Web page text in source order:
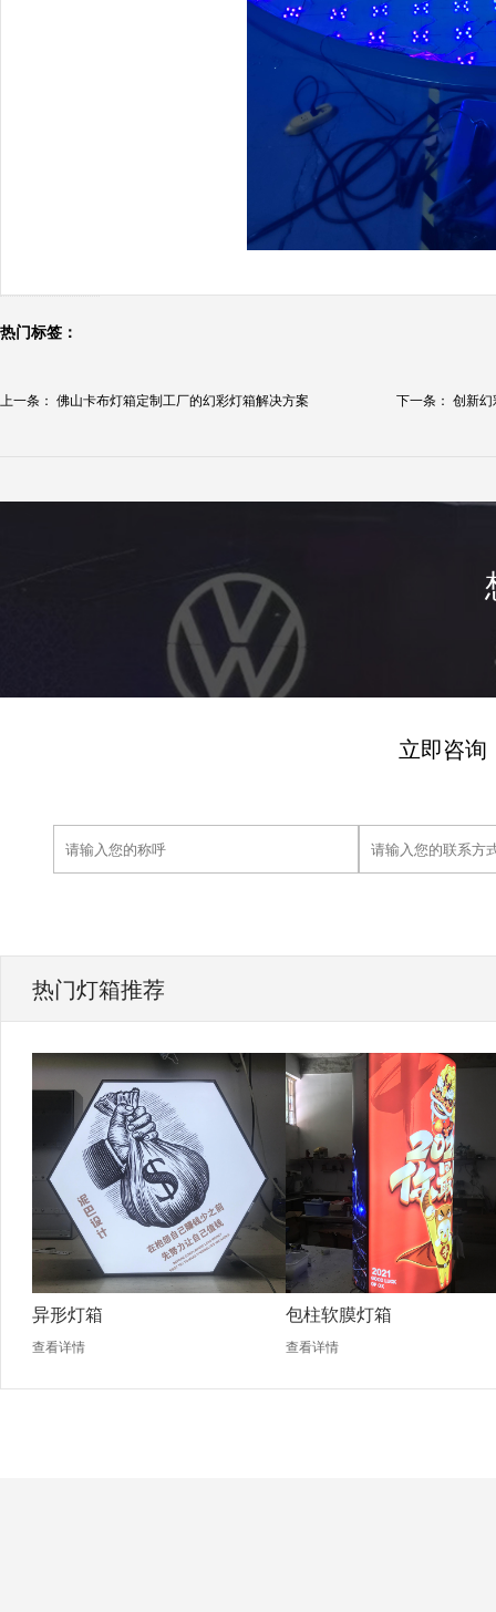
热门标签：
上一条： 佛山卡布灯箱定制工厂的幻彩灯箱解决方案 下一条： 创新幻
立即咨询
热门灯箱推荐
异形灯箱
查看详情
包柱软膜灯箱
查看详情